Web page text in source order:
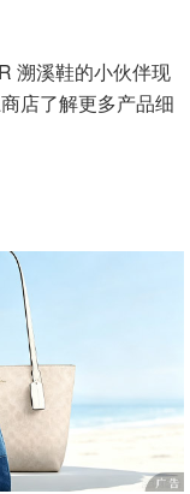
溯溪鞋的小伙伴现
店了解更多产品细